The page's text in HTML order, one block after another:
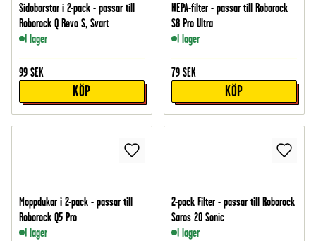
Sidoborstar i 2-pack - passar till
Roborock Q Revo S, Svart
I lager
99 SEK
KÖP
HEPA-filter - passar till Roborock
S8 Pro Ultra
I lager
79 SEK
KÖP
Moppdukar i 2-pack - passar till
Roborock Q5 Pro
I lager
2-pack Filter - passar till Roborock
Saros 20 Sonic
I lager